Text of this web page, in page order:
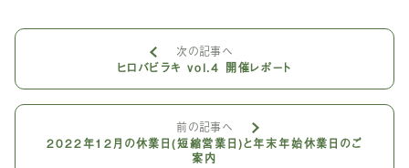
次の記事へ
ヒロバビラキ vol.4 開催レポート
前の記事へ
2022年12月の休業日(短縮営業日)と年末年始休業日のご
案内